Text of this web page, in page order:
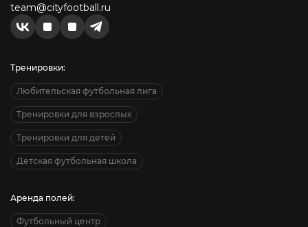
team@cityfootball.ru
Тренировки:
Любительская футбольная лига
Тренировки для взрослых
Тренировки для детей
Детская футбольная школа
Аренда полей:
Футбольный центр